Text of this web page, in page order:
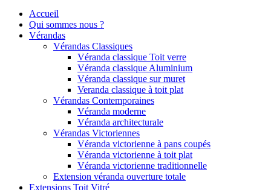
Accueil
Qui sommes nous ?
Vérandas
Vérandas Classiques
Véranda classique Toit verre
Véranda classique Aluminium
Véranda classique sur muret
Veranda classique à toit plat
Vérandas Contemporaines
Véranda moderne
Véranda architecturale
Vérandas Victoriennes
Véranda victorienne à pans coupés
Véranda victorienne à toit plat
Véranda victorienne traditionnelle
Extension véranda ouverture totale
Extensions Toit Vitré